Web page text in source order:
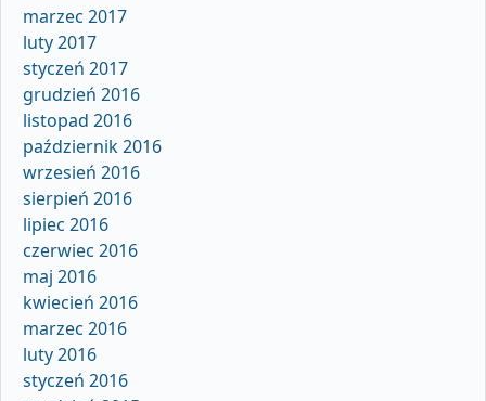
marzec 2017
luty 2017
styczeń 2017
grudzień 2016
listopad 2016
październik 2016
wrzesień 2016
sierpień 2016
lipiec 2016
czerwiec 2016
maj 2016
kwiecień 2016
marzec 2016
luty 2016
styczeń 2016